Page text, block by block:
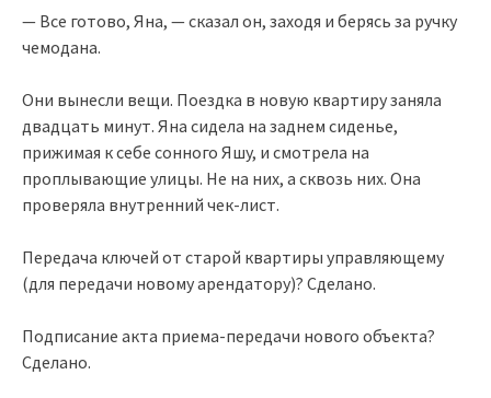
— Все готово, Яна, — сказал он, заходя и берясь за ручку
чемодана.
Они вынесли вещи. Поездка в новую квартиру заняла
двадцать минут. Яна сидела на заднем сиденье,
прижимая к себе сонного Яшу, и смотрела на
проплывающие улицы. Не на них, а сквозь них. Она
проверяла внутренний чек-лист.
Передача ключей от старой квартиры управляющему
(для передачи новому арендатору)? Сделано.
Подписание акта приема-передачи нового объекта?
Сделано.